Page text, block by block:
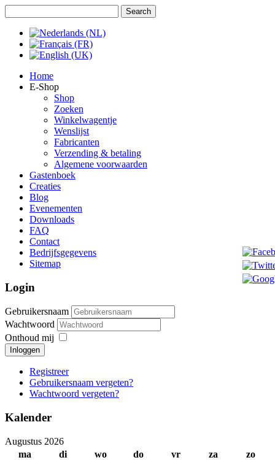
Home
E-Shop
Shop
Zoeken
Winkelwagentje
Wenslijst
Fabricanten
Verzending & betaling
Algemene voorwaarden
Gastenboek
Creaties
Blog
Evenementen
Downloads
FAQ
Contact
Bedrijfsgegevens
Sitemap
Login
Gebruikersnaam
Wachtwoord
Onthoud mij
Inloggen
Registreer
Gebruikersnaam vergeten?
Wachtwoord vergeten?
Kalender
Augustus 2026
ma
di wo do vr za
zo